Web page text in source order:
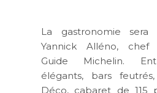
La gastronomie sera
Yannick Alléno, chef
Guide Michelin.
élégants, bars feutrés,
Déco, cabaret de 115